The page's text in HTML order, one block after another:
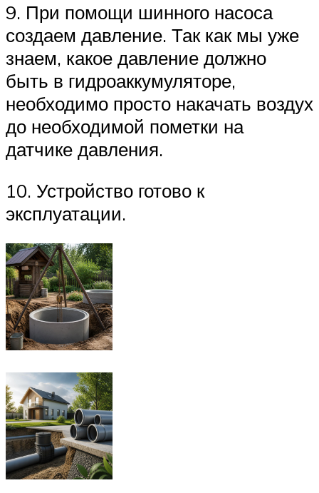
9. При помощи шинного насоса
создаем давление. Так как мы уже
знаем, какое давление должно
быть в гидроаккумуляторе,
необходимо просто накачать воздух
до необходимой пометки на
датчике давления.
10. Устройство готово к
эксплуатации.